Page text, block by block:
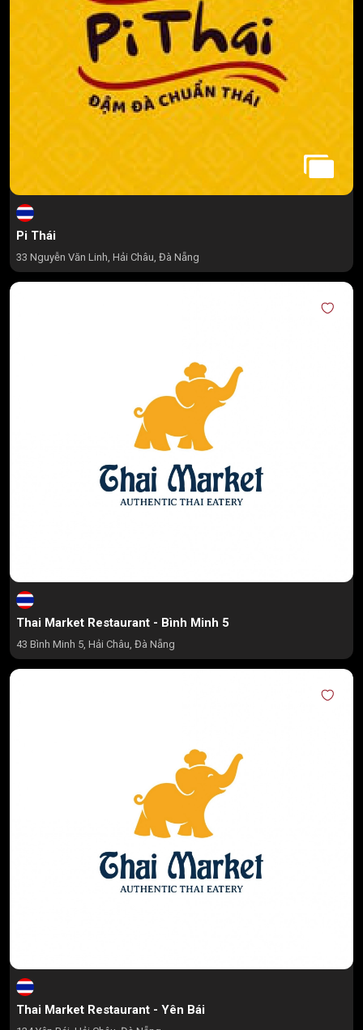
Pi Thái
33 Nguyễn Văn Linh, Hải Châu, Đà Nẵng
Thai Market Restaurant - Bình Minh 5
43 Bình Minh 5, Hải Châu, Đà Nẵng
Thai Market Restaurant - Yên Bái